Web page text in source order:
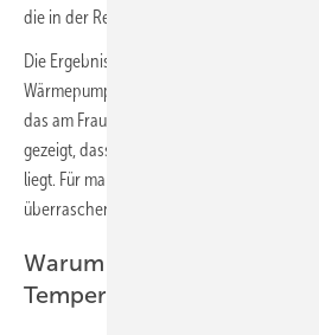
die in der Regel notwendigen
Die Ergebnisse aus einem umfangreichen
Wärmepumpen in Bestandsgebäuden
das am Fraunhofer ISE durchgeführt
gezeigt, dass die erreichte mittlere
liegt. Für manche auf den ersten Blick
überraschend hoch.
Warum die maximal
Temperatur nicht